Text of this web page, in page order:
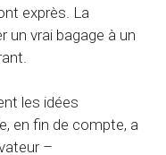
exprès. La
un vrai bagage à un
les idées
en fin de compte, a
–